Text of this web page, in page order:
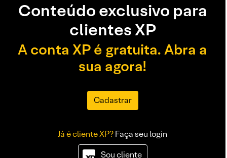
Conteúdo exclusivo para
clientes XP
A conta XP é gratuita. Abra a
sua agora!
Cadastrar
Já é cliente XP?Faça seu login
Sou cliente